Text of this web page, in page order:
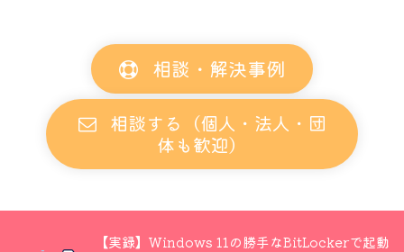
相談・解決事例
相談する（個人・法人・団
体も歓迎）
【実録】Windows 11の勝手なBitLockerで起動